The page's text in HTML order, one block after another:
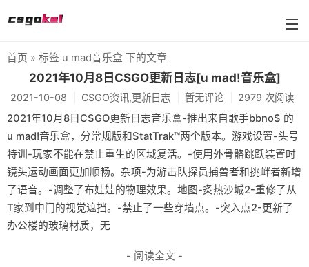
farmskins
88dog
flamecases
88hash-jp
首页 » 标签 u mad音乐盒 下的文章
2021年10月8日CSGO更新日志[u mad!音乐盒]
2021-10-08 CSGO资讯,更新日志 暂无评论 2979 次阅读
2021年10月8日CSGO更新日志音乐盒-推出来自歌手bbno$ 的
u mad!音乐盒，分常规版和StatTrak™两个版本。游戏设置-头号
特训-玩家不能在禁止重生的区域复活。-使用外骨骼跳跃装置时
镜头运动画面更加顺畅。杂项-为游击队探员捕兽者和挑衅者新增
了语音。-调整了布娃娃的物理效果。地图-炙热沙城2-重修了从
T家到中门的视觉遮挡。-禁止了一些穿墙点。-突入点2-更新了
办公楼的玻璃材质，无
- 阅读全文 -